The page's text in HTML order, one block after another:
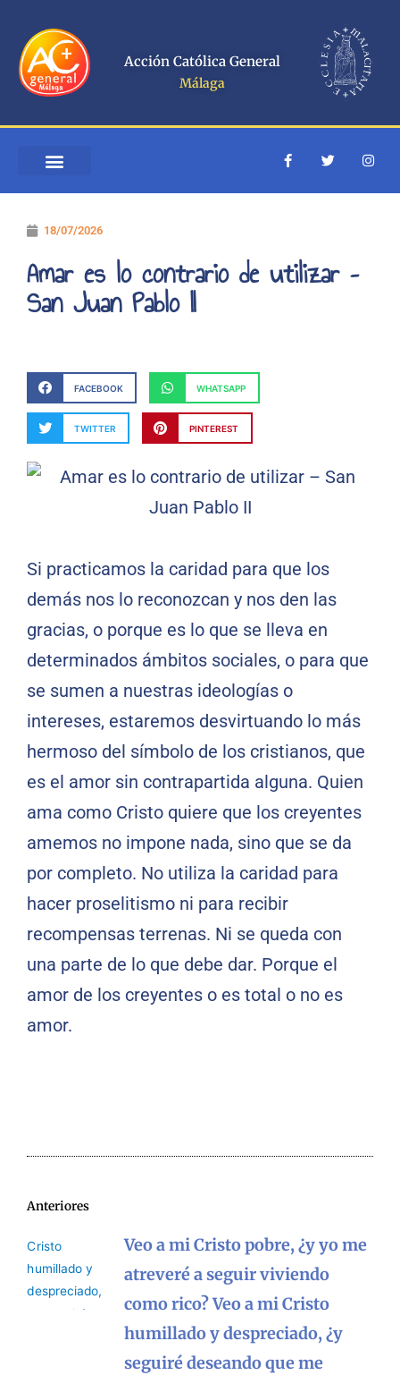
contenido
Acción Católica General
Málaga
F
a
e
f
T
w
t
I
n
t
18/07/2026
Amar es lo contrario de utilizar –
San Juan Pablo II
FACEBOOK WHATSAPP
TWITTER PINTEREST
Si practicamos la caridad para que los
demás nos lo reconozcan y nos den las
gracias, o porque es lo que se lleva en
determinados ámbitos sociales, o para que
se sumen a nuestras ideologías o
intereses, estaremos desvirtuando lo más
hermoso del símbolo de los cristianos, que
es el amor sin contrapartida alguna. Quien
ama como Cristo quiere que los creyentes
amemos no impone nada, sino que se da
por completo. No utiliza la caridad para
hacer proselitismo ni para recibir
recompensas terrenas. Ni se queda con
una parte de lo que debe dar. Porque el
amor de los creyentes o es total o no es
amor.
Anteriores
Veo a mi Cristo pobre, ¿y yo me
atreveré a seguir viviendo
como rico? Veo a mi Cristo
humillado y despreciado, ¿y
seguiré deseando que me